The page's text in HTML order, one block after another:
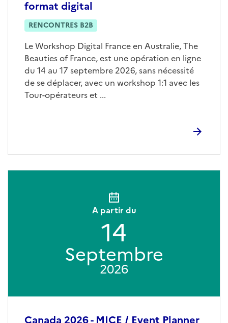
format digital
RENCONTRES B2B
Le Workshop Digital France en Australie, The
Beauties of France, est une opération en ligne
du 14 au 17 septembre 2026, sans nécessité
de se déplacer, avec un workshop 1:1 avec les
Tour-opérateurs et ...
A partir du
14
Septembre
2026